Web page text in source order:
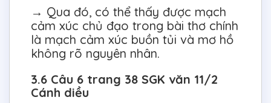
→ Qua đó, có thể thấy được mạch
cảm xúc chủ đạo trong bài thơ chính
là mạch cảm xúc buồn tủi và mơ hồ
không rõ nguyên nhân.
3.6 Câu 6 trang 38 SGK văn 11/2
Cánh diều